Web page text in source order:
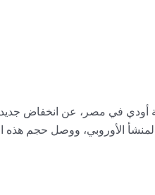
أودي في مصر، عن انخفاض
ووصل حجم هذه التخفيضات إلى